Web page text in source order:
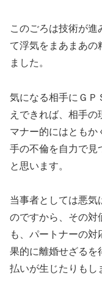
このごろは技術が進
て浮気をまあまあの
ました。
気になる相手にＧＰ
えできれば、相手の
マナー的にはともか
手の不倫を自力で見
と思います。
当事者としては悪気
のですから、その対
も、パートナーの
果的に離婚せざるを
払いが生じたりもし